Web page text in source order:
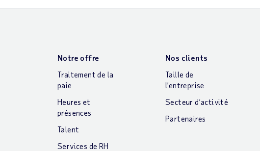
Notre offre
Traitement de la
paie
Heures et
présences
Talent
Services de RH
Nos clients
Taille de
l’entreprise
Secteur d’activité
Partenaires